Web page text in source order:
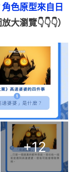
色原型來自日
放大瀏覽👇👇👇）
+12